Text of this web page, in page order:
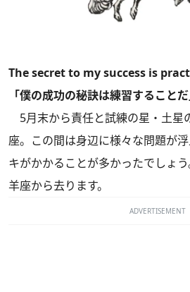
The secret to my success is
「僕の成功の秘訣は練習することだ
5月末から責任と試練の星・土星
座。この間は身辺に様々な問題が
キがかかることが多かったでしょ
羊座から去ります。
ADVERTISEMENT